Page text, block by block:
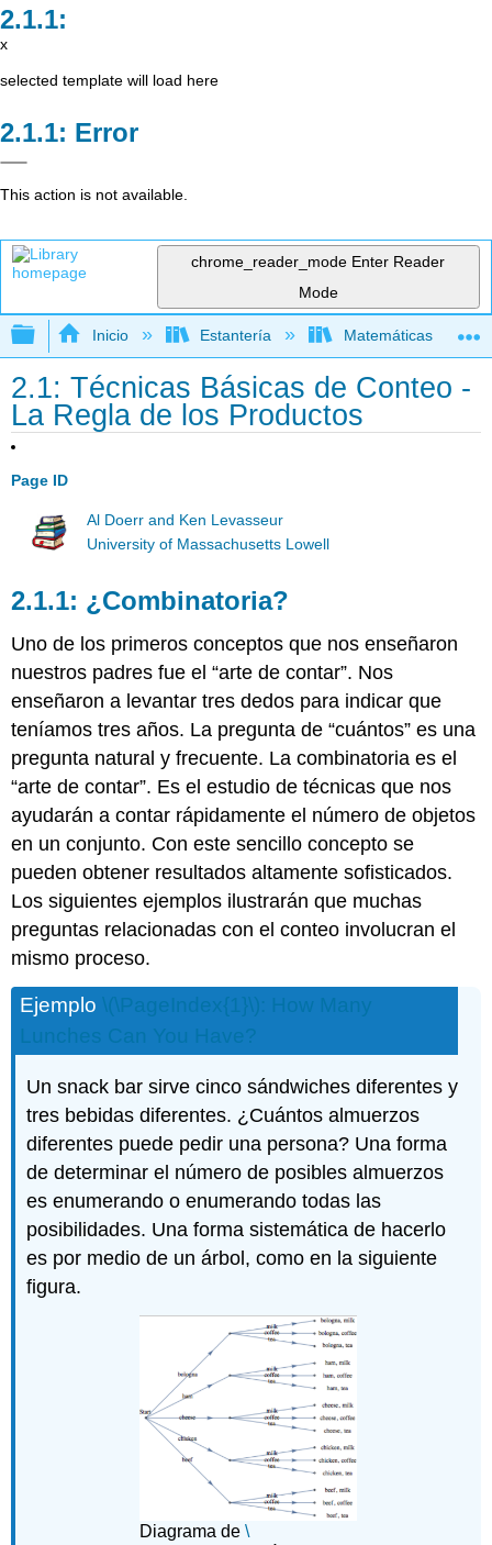
x
selected template will load here
Error
This action is not available.
chrome_reader_mode Enter Reader
Mode
Expandir/contraer jerarquía global
Inicio Estantería Matemáticas
2.1: Técnicas Básicas de Conteo -
La Regla de los Productos
Page ID
Al Doerr and Ken Levasseur
University of Massachusetts Lowell
¿Combinatoria?
Uno de los primeros conceptos que nos enseñaron
nuestros padres fue el “arte de contar”. Nos
enseñaron a levantar tres dedos para indicar que
teníamos tres años. La pregunta de “cuántos” es una
pregunta natural y frecuente. La combinatoria es el
“arte de contar”. Es el estudio de técnicas que nos
ayudarán a contar rápidamente el número de objetos
en un conjunto. Con este sencillo concepto se
pueden obtener resultados altamente sofisticados.
Los siguientes ejemplos ilustrarán que muchas
preguntas relacionadas con el conteo involucran el
mismo proceso.
Ejemplo \(\PageIndex{1}\): How Many
Lunches Can You Have?
Un snack bar sirve cinco sándwiches diferentes y
tres bebidas diferentes. ¿Cuántos almuerzos
diferentes puede pedir una persona? Una forma
de determinar el número de posibles almuerzos
es enumerando o enumerando todas las
posibilidades. Una forma sistemática de hacerlo
es por medio de un árbol, como en la siguiente
figura.
Diagrama de \